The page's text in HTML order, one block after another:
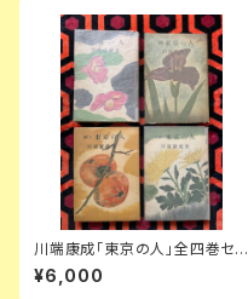
川端康成「東京の人」全四巻セッ
ト 装幀:金島桂華 新潮社
¥6,000